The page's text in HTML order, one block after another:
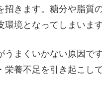
きます。糖分や脂質
境となってしまいます
うまくいかない原因で
養不足を引き起こし